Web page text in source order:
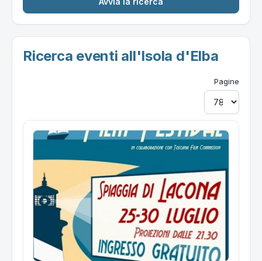
Ricerca eventi all'Isola d'Elba
Pagine